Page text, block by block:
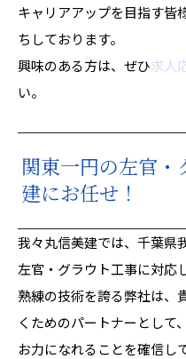
キャリアアップを目指す皆
ちしております。
興味のある方は、ぜひ求人
い。
関東一円の左官・
建にお任せ！
我々丸信美建では、千葉県
左官・グラウト工事に対応
熟練の技術を誇る弊社は、
くためのパートナーとして
お力になれることを確信し